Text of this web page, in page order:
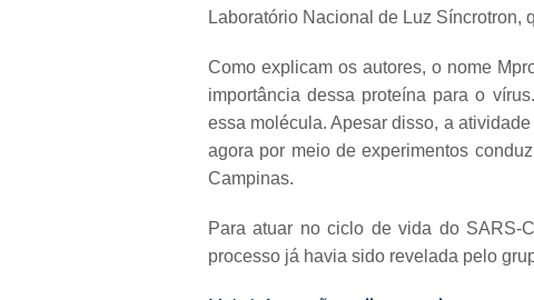
Laboratório Nacional de Luz Síncrotron,
Como explicam os autores, o nome
importância dessa proteína para o
essa molécula. Apesar disso, a
agora por meio de experimentos
Campinas.
Para atuar no ciclo de vida do SARS-
processo já havia sido revelada pelo